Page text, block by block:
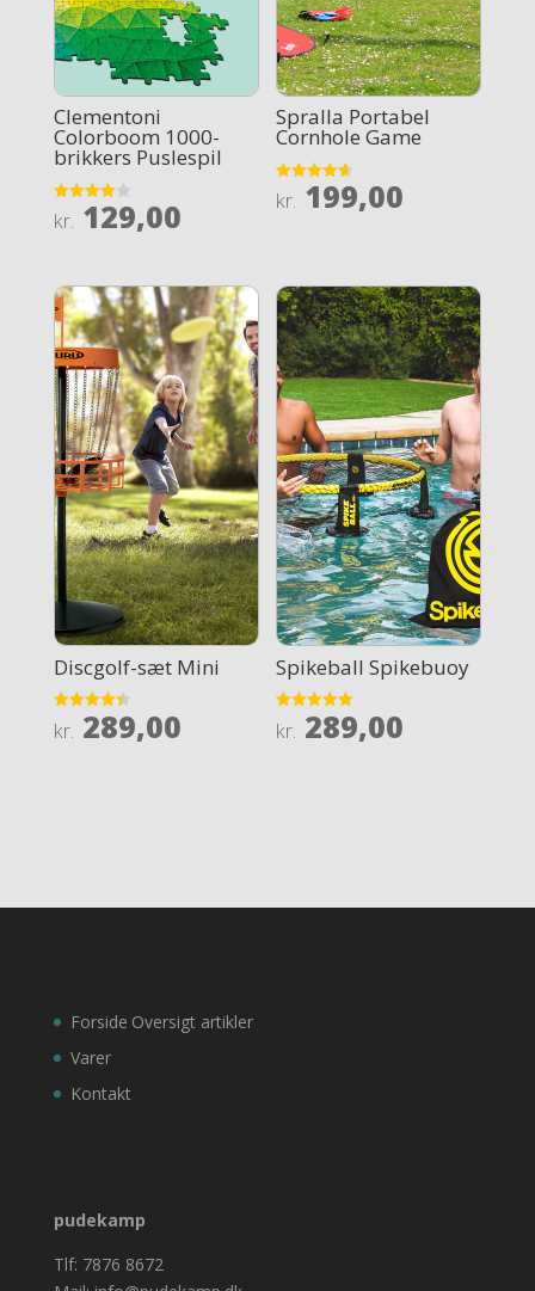
Clementoni
Colorboom 1000-
brikkers Puslespil
Rated
4
kr. 129,00
Spralla Portabel
Cornhole Game
Rated
4.6
kr. 199,00
Discgolf-sæt Mini
Rated
4.4
kr. 289,00
Spikeball Spikebuoy
Rated
4.9
kr. 289,00
Forside
Varer
Kontakt
Oversigt artikler
pudekamp
Tlf: 7876 8672